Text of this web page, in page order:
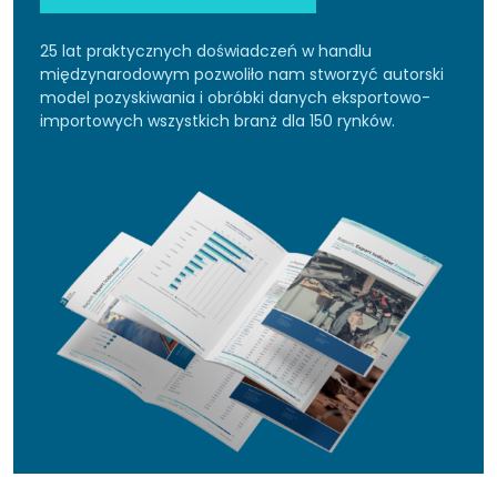
25 lat praktycznych doświadczeń w handlu
międzynarodowym pozwoliło nam stworzyć autorski
model pozyskiwania i obróbki danych eksportowo-
importowych wszystkich branż dla 150 rynków.